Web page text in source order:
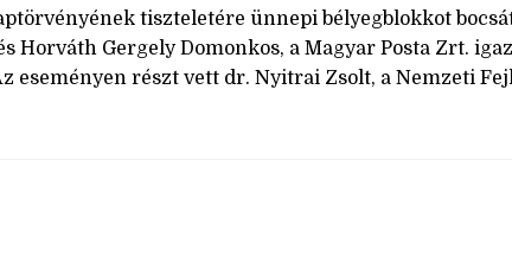
tiszteletére ünnepi bélyegblokkot
Horváth Gergely Domonkos, a Magyar Posta Zrt.
eseményen részt vett dr. Nyitrai Zsolt, a Nemzeti